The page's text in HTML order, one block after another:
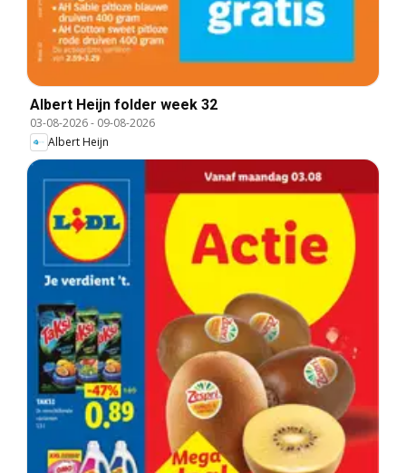
Albert Heijn folder week 32
03-08-2026- 09-08-2026
Albert Heijn